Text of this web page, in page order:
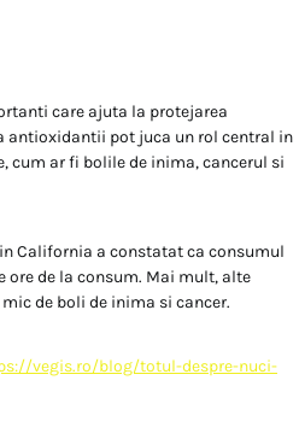
care ajuta la protejarea
antioxidantii pot juca un rol central in
cum ar fi bolile de inima, cancerul si
California a constatat ca consumul
ore de la consum. Mai mult, alte
de boli de inima si cancer.
vegis.ro/blog/totul-despre-nuci-